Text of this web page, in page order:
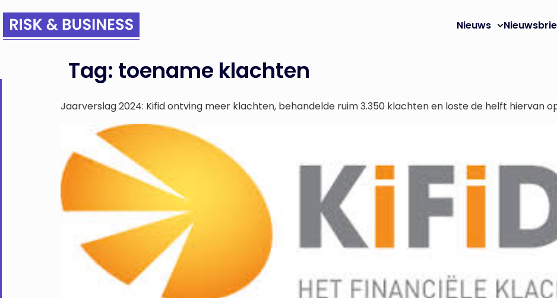
Nieuws
Tag: toename klachten
Jaarverslag 2024: Kifid ontving meer klachten, behandelde ruim 3.350 klachten en loste de helft hiervan